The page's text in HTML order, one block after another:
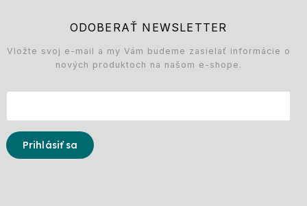
ODOBERAŤ NEWSLETTER
Vložte svoj e-mail a my Vám budeme zasielať informácie o
nových produktoch na našom e-shope.
Prihlásiť sa